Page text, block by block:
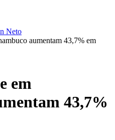
aumentam 43,7% em
em
43,7%